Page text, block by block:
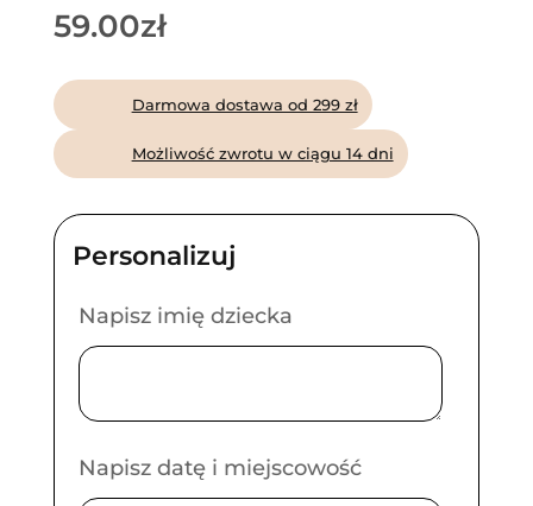
59.00zł
Darmowa dostawa od 299 zł
Możliwość zwrotu w ciągu 14 dni
Napisz imię dziecka
Napisz datę i miejscowość